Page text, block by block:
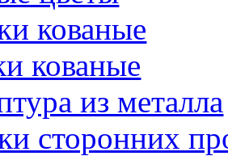
кованые
кованые
из металла
сторонних